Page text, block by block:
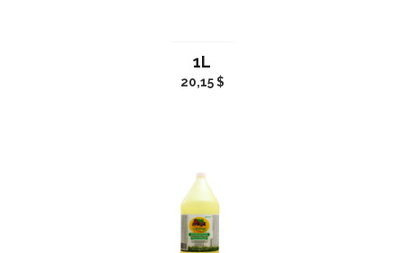
1L
20,15 $